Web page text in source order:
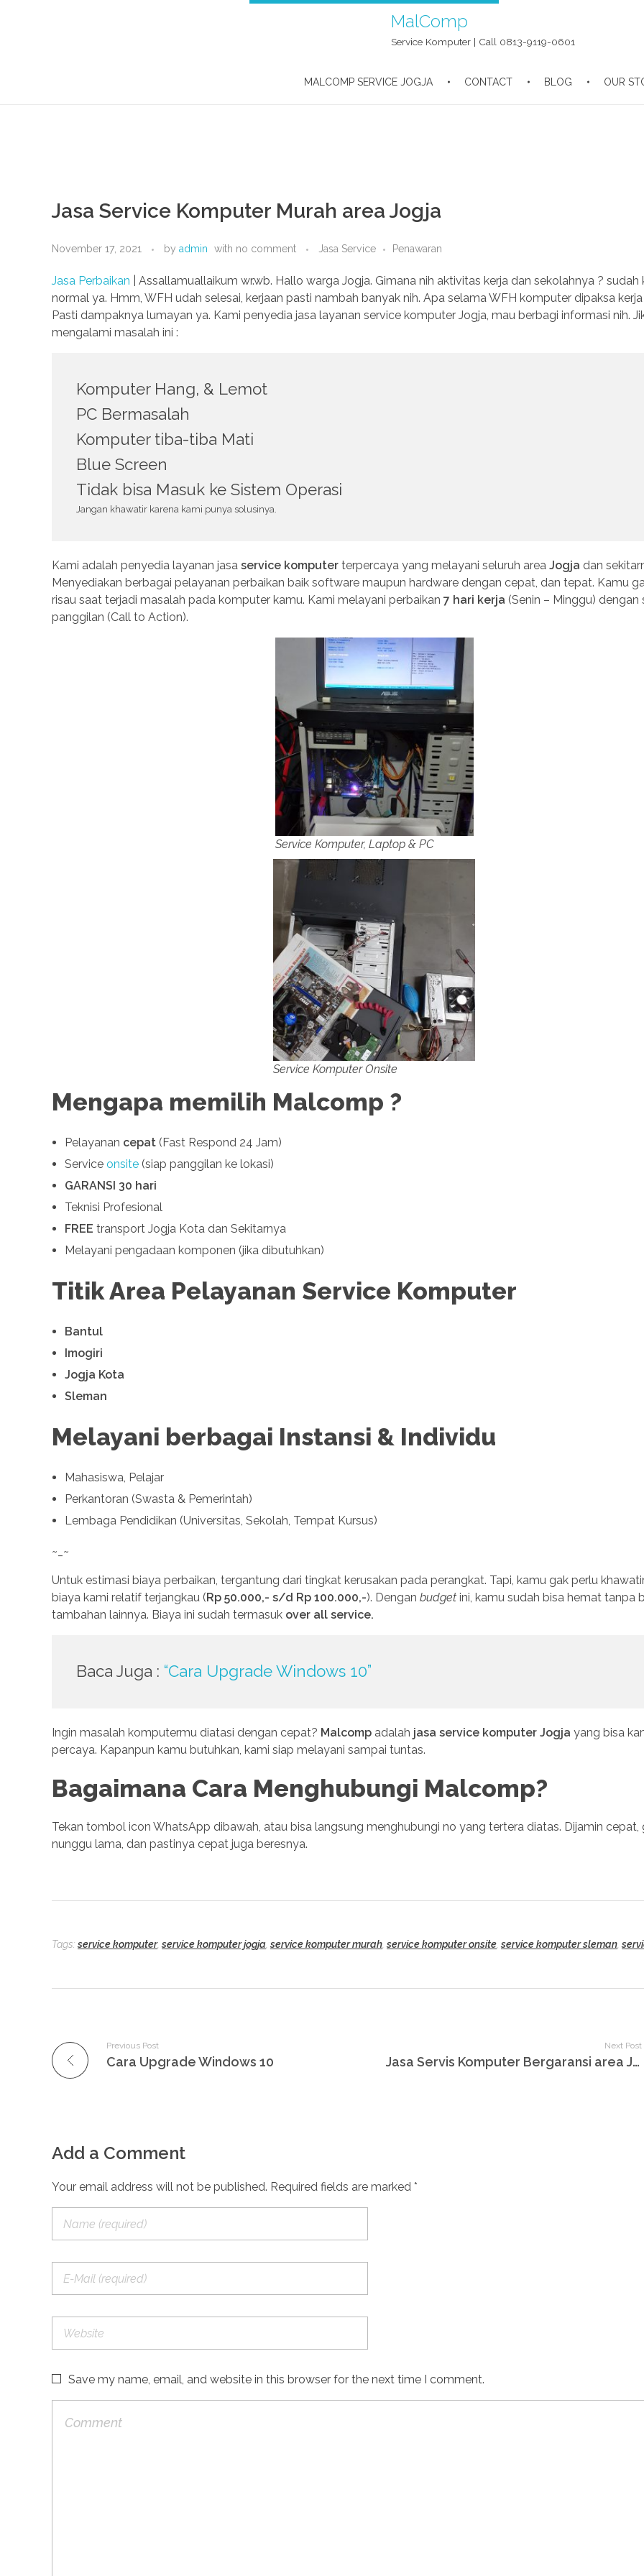
MalComp
Service Komputer | Call 0813-9119-0601
MALCOMP SERVICE JOGJA CONTACT BLOG OUR
Jasa Service Komputer Murah area Jogja
November 17, 2021 by admin with no comment Jasa Service Penawaran
Jasa Perbaikan
| Assallamuallaikum wr.wb. Hallo warga Jogja. Gimana nih aktivitas kerja dan sekolahnya ? sudah
normal ya. Hmm, WFH udah selesai, kerjaan pasti nambah banyak nih. Apa selama WFH komputer dipaksa
Pasti dampaknya lumayan ya. Kami penyedia jasa layanan service komputer Jogja, mau berbagi informasi nih.
mengalami masalah ini :
Komputer Hang, & Lemot
PC Bermasalah
Komputer tiba-tiba Mati
Blue Screen
Tidak bisa Masuk ke Sistem Operasi
Jangan khawatir karena kami punya solusinya.
Kami adalah penyedia layanan jasa service komputer terpercaya yang melayani seluruh area Jogja dan
Menyediakan berbagai pelayanan perbaikan baik software maupun hardware dengan cepat, dan tepat. Kamu
risau saat terjadi masalah pada komputer kamu. Kami melayani perbaikan 7 hari kerja (Senin – Minggu) dengan
panggilan (Call to Action).
Service Komputer, Laptop & PC
Service Komputer Onsite
Mengapa memilih Malcomp ?
Pelayanan cepat (Fast Respond 24 Jam)
Service onsite (siap panggilan ke lokasi)
GARANSI 30 hari
Teknisi Profesional
FREE transport Jogja Kota dan Sekitarnya
Melayani pengadaan komponen (jika dibutuhkan)
Titik Area Pelayanan Service Komputer
Bantul
Imogiri
Jogja Kota
Sleman
Melayani berbagai Instansi & Individu
Mahasiswa, Pelajar
Perkantoran (Swasta & Pemerintah)
Lembaga Pendidikan (Universitas, Sekolah, Tempat Kursus)
~_~
Untuk estimasi biaya perbaikan, tergantung dari tingkat kerusakan pada perangkat. Tapi, kamu gak perlu
biaya kami relatif terjangkau (Rp 50.000,- s/d Rp 100.000,-). Dengan budget ini, kamu sudah bisa hemat tanpa
tambahan lainnya. Biaya ini sudah termasuk over all service.
Baca Juga : “Cara Upgrade Windows 10”
Ingin masalah komputermu diatasi dengan cepat? Malcomp adalah jasa service komputer Jogja yang bisa
percaya. Kapanpun kamu butuhkan, kami siap melayani sampai tuntas.
Bagaimana Cara Menghubungi Malcomp?
Tekan tombol icon WhatsApp dibawah, atau bisa langsung menghubungi no yang tertera diatas. Dijamin cepat,
nunggu lama, dan pastinya cepat juga beresnya.
Tags:service komputer,service komputer jogja ,service komputer murah ,service komputer onsite ,service komputer sleman ,
Previous Post
Cara Upgrade Windows 10
Next Post
Jasa Servis Komputer Bergaransi area Jogja
Add a Comment
Your email address will not be published. Required fields are marked *
Save my name, email, and website in this browser for the next time I comment.